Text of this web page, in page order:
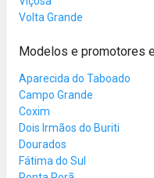
Volta Grande
Modelos e promotores
Aparecida do Taboado
Campo Grande
Coxim
Dois Irmãos do Buriti
Dourados
Fátima do Sul